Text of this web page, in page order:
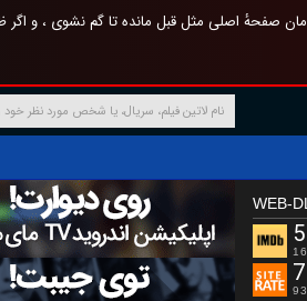
صفحهٔ اصلی مثل قبل مانده تا گم نشوی ، و
WEB-